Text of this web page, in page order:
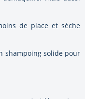
de place et sèche
shampoing solide pour